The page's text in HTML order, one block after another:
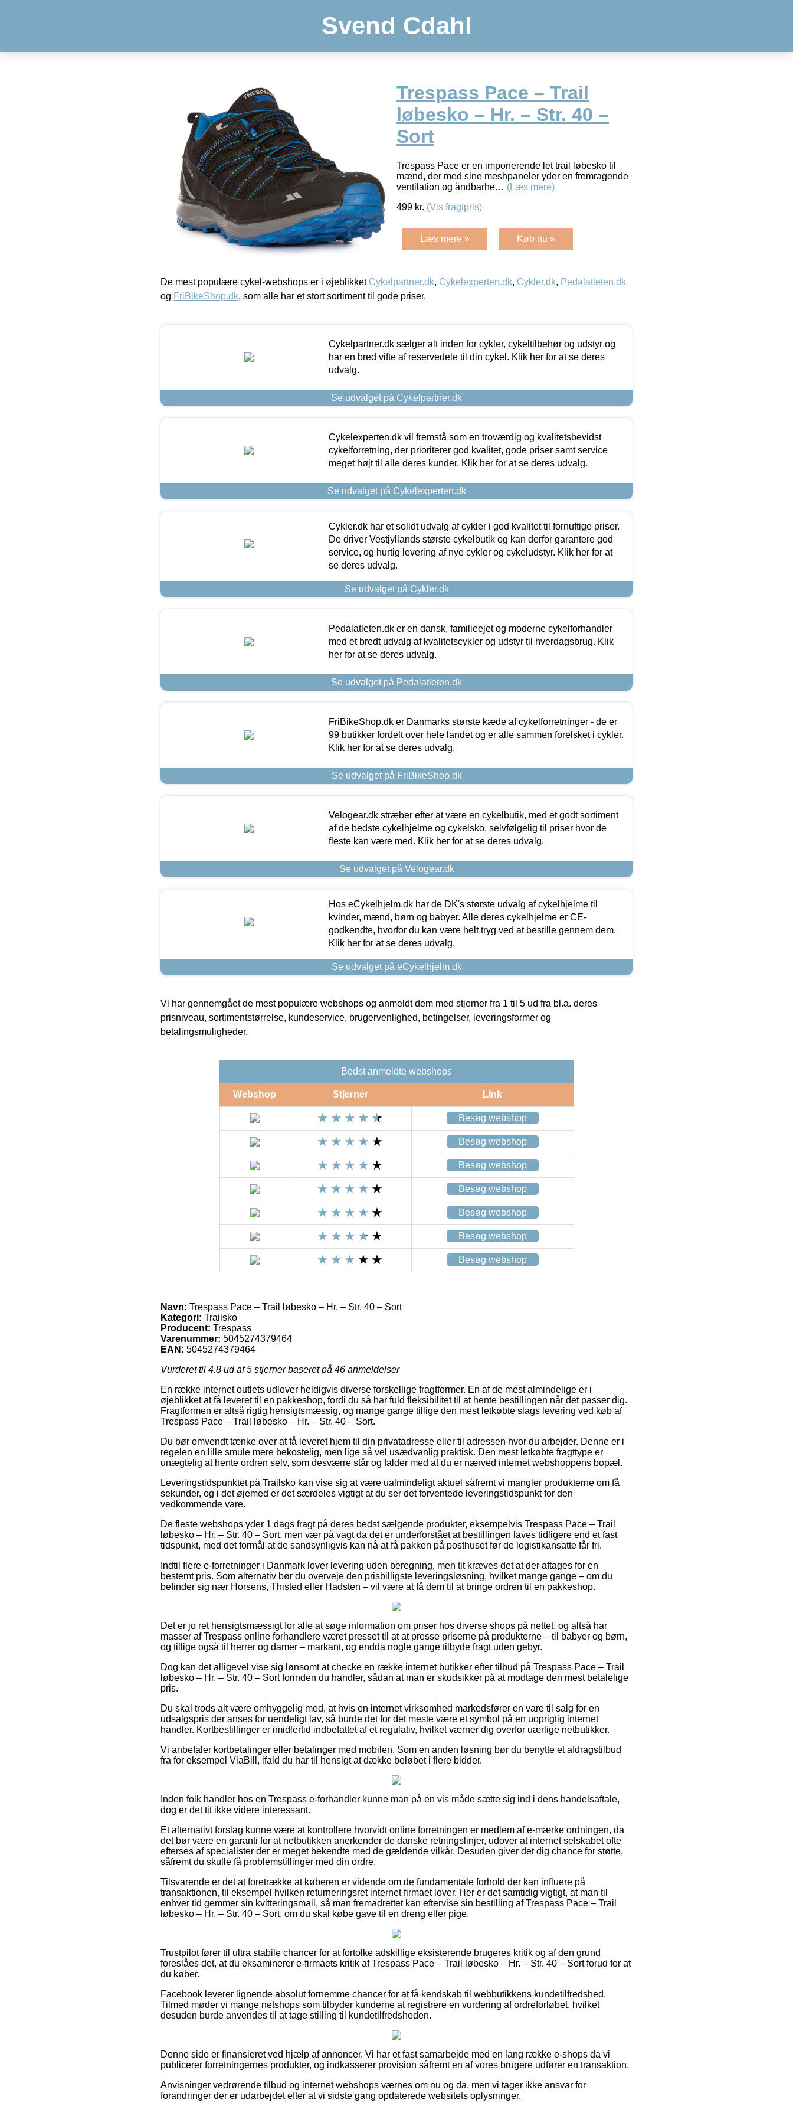
Svend Cdahl
Trespass Pace – Trail
løbesko – Hr. – Str. 40 –
Sort
Trespass Pace er en imponerende let trail løbesko til
mænd, der med sine meshpaneler yder en fremragende
ventilation og åndbarhe… (Læs mere)
499 kr. (Vis fragtpris)
Læs mere » Køb nu »
De mest populære cykel-webshops er i øjeblikket Cykelpartner.dk, Cykelexperten.dk, Cykler.dk, Pedalatleten.dk
og FriBikeShop.dk, som alle har et stort sortiment til gode priser.
Cykelpartner.dk sælger alt inden for cykler, cykeltilbehør og udstyr og
har en bred vifte af reservedele til din cykel. Klik her for at se deres
udvalg.
Se udvalget på Cykelpartner.dk
Cykelexperten.dk vil fremstå som en troværdig og kvalitetsbevidst
cykelforretning, der prioriterer god kvalitet, gode priser samt service
meget højt til alle deres kunder. Klik her for at se deres udvalg.
Se udvalget på Cykelexperten.dk
Cykler.dk har et solidt udvalg af cykler i god kvalitet til fornuftige priser.
De driver Vestjyllands største cykelbutik og kan derfor garantere god
service, og hurtig levering af nye cykler og cykeludstyr. Klik her for at
se deres udvalg.
Se udvalget på Cykler.dk
Pedalatleten.dk er en dansk, familieejet og moderne cykelforhandler
med et bredt udvalg af kvalitetscykler og udstyr til hverdagsbrug. Klik
her for at se deres udvalg.
Se udvalget på Pedalatleten.dk
FriBikeShop.dk er Danmarks største kæde af cykelforretninger - de er
99 butikker fordelt over hele landet og er alle sammen forelsket i cykler.
Klik her for at se deres udvalg.
Se udvalget på FriBikeShop.dk
Velogear.dk stræber efter at være en cykelbutik, med et godt sortiment
af de bedste cykelhjelme og cykelsko, selvfølgelig til priser hvor de
fleste kan være med. Klik her for at se deres udvalg.
Se udvalget på Velogear.dk
Hos eCykelhjelm.dk har de DK's største udvalg af cykelhjelme til
kvinder, mænd, børn og babyer. Alle deres cykelhjelme er CE-
godkendte, hvorfor du kan være helt tryg ved at bestille gennem dem.
Klik her for at se deres udvalg.
Se udvalget på eCykelhjelm.dk
Vi har gennemgået de mest populære webshops og anmeldt dem med stjerner fra 1 til 5 ud fra bl.a. deres
prisniveau, sortimentstørrelse, kundeservice, brugervenlighed, betingelser, leveringsformer og
betalingsmuligheder.
Bedst anmeldte webshops
Webshop Stjerner Link
Besøg webshop
Besøg webshop
Besøg webshop
Besøg webshop
Besøg webshop
Besøg webshop
Besøg webshop
Navn: Trespass Pace – Trail løbesko – Hr. – Str. 40 – Sort
Kategori: Trailsko
Producent: Trespass
Varenummer: 5045274379464
EAN: 5045274379464
Vurderet til 4.8 ud af 5 stjerner baseret på 46 anmeldelser
En række internet outlets udlover heldigvis diverse forskellige fragtformer. En af de mest almindelige er i
øjeblikket at få leveret til en pakkeshop, fordi du så har fuld fleksibilitet til at hente bestillingen når det passer dig.
Fragtformen er altså rigtig hensigtsmæssig, og mange gange tillige den mest letkøbte slags levering ved køb af
Trespass Pace – Trail løbesko – Hr. – Str. 40 – Sort.
Du bør omvendt tænke over at få leveret hjem til din privatadresse eller til adressen hvor du arbejder. Denne er i
regelen en lille smule mere bekostelig, men lige så vel usædvanlig praktisk. Den mest letkøbte fragttype er
unægtelig at hente ordren selv, som desværre står og falder med at du er nærved internet webshoppens bopæl.
Leveringstidspunktet på Trailsko kan vise sig at være ualmindeligt aktuel såfremt vi mangler produkterne om få
sekunder, og i det øjemed er det særdeles vigtigt at du ser det forventede leveringstidspunkt for den
vedkommende vare.
De fleste webshops yder 1 dags fragt på deres bedst sælgende produkter, eksempelvis Trespass Pace – Trail
løbesko – Hr. – Str. 40 – Sort, men vær på vagt da det er underforstået at bestillingen laves tidligere end et fast
tidspunkt, med det formål at de sandsynligvis kan nå at få pakken på posthuset før de logistikansatte får fri.
Indtil flere e-forretninger i Danmark lover levering uden beregning, men tit kræves det at der aftages for en
bestemt pris. Som alternativ bør du overveje den prisbilligste leveringsløsning, hvilket mange gange – om du
befinder sig nær Horsens, Thisted eller Hadsten – vil være at få dem til at bringe ordren til en pakkeshop.
Det er jo ret hensigtsmæssigt for alle at søge information om priser hos diverse shops på nettet, og altså har
masser af Trespass online forhandlere været presset til at at presse priserne på produkterne – til babyer og børn,
og tillige også til herrer og damer – markant, og endda nogle gange tilbyde fragt uden gebyr.
Dog kan det alligevel vise sig lønsomt at checke en række internet butikker efter tilbud på Trespass Pace – Trail
løbesko – Hr. – Str. 40 – Sort forinden du handler, sådan at man er skudsikker på at modtage den mest betalelige
pris.
Du skal trods alt være omhyggelig med, at hvis en internet virksomhed markedsfører en vare til salg for en
udsalgspris der anses for uendeligt lav, så burde det for det meste være et symbol på en uoprigtig internet
handler. Kortbestillinger er imidlertid indbefattet af et regulativ, hvilket værner dig overfor uærlige netbutikker.
Vi anbefaler kortbetalinger eller betalinger med mobilen. Som en anden løsning bør du benytte et afdragstilbud
fra for eksempel ViaBill, ifald du har til hensigt at dække beløbet i flere bidder.
Inden folk handler hos en Trespass e-forhandler kunne man på en vis måde sætte sig ind i dens handelsaftale,
dog er det tit ikke videre interessant.
Et alternativt forslag kunne være at kontrollere hvorvidt online forretningen er medlem af e-mærke ordningen, da
det bør være en garanti for at netbutikken anerkender de danske retningslinjer, udover at internet selskabet ofte
efterses af specialister der er meget bekendte med de gældende vilkår. Desuden giver det dig chance for støtte,
såfremt du skulle få problemstillinger med din ordre.
Tilsvarende er det at foretrække at køberen er vidende om de fundamentale forhold der kan influere på
transaktionen, til eksempel hvilken returneringsret internet firmaet lover. Her er det samtidig vigtigt, at man til
enhver tid gemmer sin kvitteringsmail, så man fremadrettet kan eftervise sin bestilling af Trespass Pace – Trail
løbesko – Hr. – Str. 40 – Sort, om du skal købe gave til en dreng eller pige.
Trustpilot fører til ultra stabile chancer for at fortolke adskillige eksisterende brugeres kritik og af den grund
foreslåes det, at du eksaminerer e-firmaets kritik af Trespass Pace – Trail løbesko – Hr. – Str. 40 – Sort forud for at
du køber.
Facebook leverer lignende absolut fornemme chancer for at få kendskab til webbutikkens kundetilfredshed.
Tilmed møder vi mange netshops som tilbyder kunderne at registrere en vurdering af ordreforløbet, hvilket
desuden burde anvendes til at tage stilling til kundetilfredsheden.
Denne side er finansieret ved hjælp af annoncer. Vi har et fast samarbejde med en lang række e-shops da vi
publicerer forretningernes produkter, og indkasserer provision såfremt en af vores brugere udfører en transaktion.
Anvisninger vedrørende tilbud og internet webshops værnes om nu og da, men vi tager ikke ansvar for
forandringer der er udarbejdet efter at vi sidste gang opdaterede websitets oplysninger.